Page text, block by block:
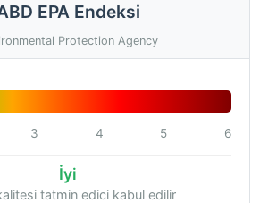
EPA Endeksi
Protection Agency
3 4 5 6
İyi
tatmin edici kabul edilir